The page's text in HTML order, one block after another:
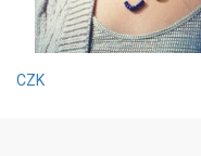
CZK